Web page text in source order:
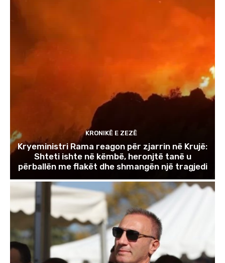
KRONIKË E ZEZË
Kryeministri Rama reagon për zjarrin në Krujë:
Shteti ishte në këmbë, heronjtë tanë u
përballën me flakët dhe shmangën një tragjedi